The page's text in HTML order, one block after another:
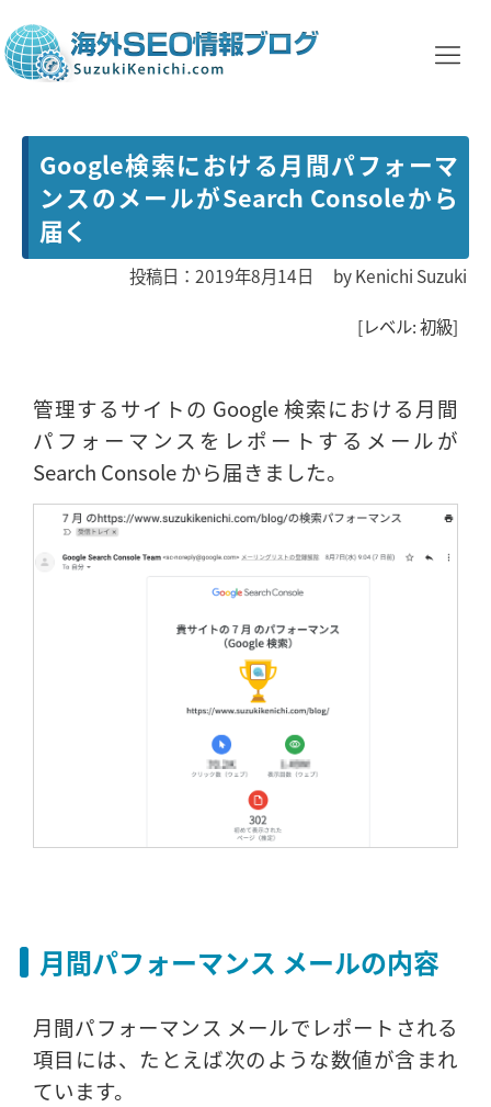
Google検索における月間パフォーマ
ンスのメールがSearch Consoleから
届く
投稿日：2019年8月14日 byKenichi Suzuki
[レベル: 初級]
管理するサイトの Google 検索における月間
パフォーマンスをレポートするメールが
Search Console から届きました。
月間パフォーマンス メールの内容
月間パフォーマンス メールでレポートされる
項目には、たとえば次のような数値が含まれ
ています。